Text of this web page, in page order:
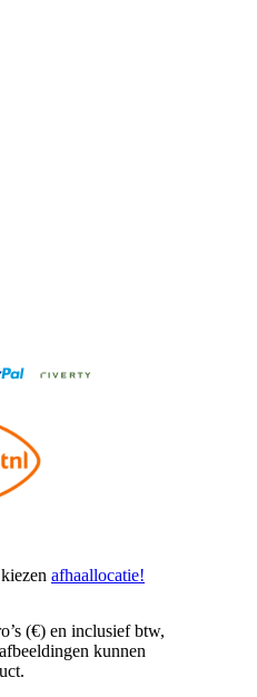
afhaallocatie!
(€) en inclusief btw,
kunnen